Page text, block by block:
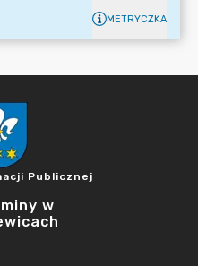
METRYCZKA
Publicznej
w